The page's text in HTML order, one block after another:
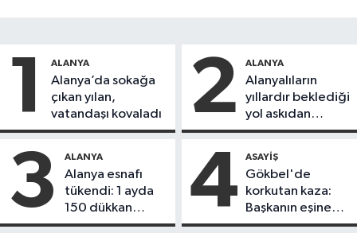
1 ALANYA
Alanya’da sokağa
çıkan yılan,
vatandaşı kovaladı
2 ALANYA
Alanyalıların
yıllardır beklediği
yol askıdan
döndü
3 ALANYA
Alanya esnafı
tükendi: 1 ayda
150 dükkan
kapandı
4 ASAYIŞ
Gökbel'de
korkutan kaza:
Başkanın eşine
motosiklet çarptı